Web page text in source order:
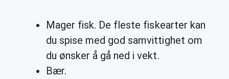
Mager fisk. De fleste fiskearter kan
du spise med god samvittighet om
du ønsker å gå ned i vekt.
Bær.